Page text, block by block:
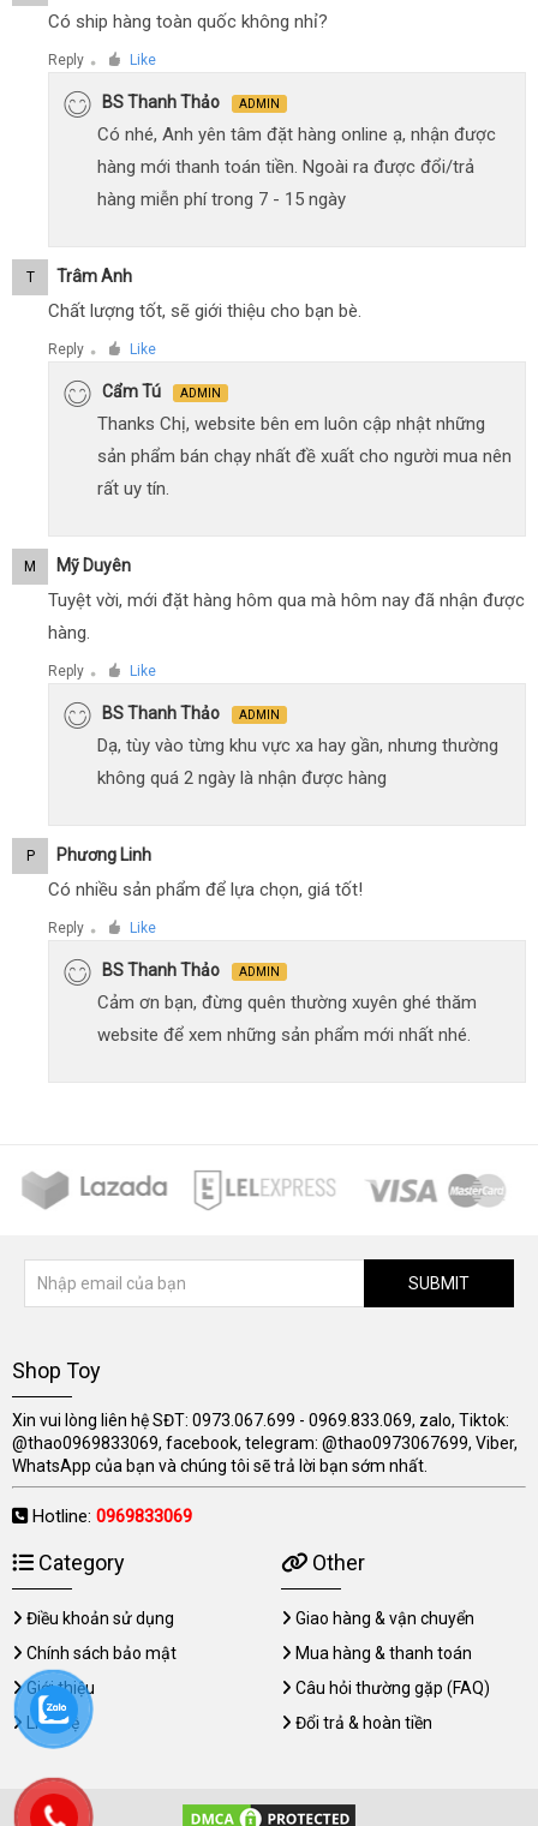
Có ship hàng toàn quốc không nhỉ?
Reply ● Like
BS Thanh Thảo ADMIN
Có nhé, Anh yên tâm đặt hàng online ạ, nhận được
hàng mới thanh toán tiền. Ngoài ra được đổi/trả
hàng miễn phí trong 7 - 15 ngày
T Trâm Anh
Chất lượng tốt, sẽ giới thiệu cho bạn bè.
Reply ● Like
Cẩm Tú ADMIN
Thanks Chị, website bên em luôn cập nhật những
sản phẩm bán chạy nhất đề xuất cho người mua nên
rất uy tín.
M Mỹ Duyên
Tuyệt vời, mới đặt hàng hôm qua mà hôm nay đã nhận được
hàng.
Reply ● Like
BS Thanh Thảo ADMIN
Dạ, tùy vào từng khu vực xa hay gần, nhưng thường
không quá 2 ngày là nhận được hàng
P Phương Linh
Có nhiều sản phẩm để lựa chọn, giá tốt!
Reply ● Like
BS Thanh Thảo ADMIN
Cảm ơn bạn, đừng quên thường xuyên ghé thăm
website để xem những sản phẩm mới nhất nhé.
SUBMIT
Shop Toy
Xin vui lòng liên hệ SĐT: 0973.067.699 - 0969.833.069, zalo, Tiktok:
@thao0969833069, facebook, telegram: @thao0973067699, Viber,
WhatsApp của bạn và chúng tôi sẽ trả lời bạn sớm nhất.
Hotline: 0969833069
Category
Điều khoản sử dụng
Chính sách bảo mật
Giới thiệu
Liên hệ
Other
Giao hàng & vận chuyển
Mua hàng & thanh toán
Câu hỏi thường gặp (FAQ)
Đổi trả & hoàn tiền